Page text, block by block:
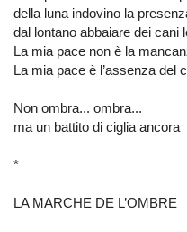
della luna indovino la
dal lontano abbaiare dei cani
La mia pace non è la
La mia pace è l’assenza del
Non ombra... ombra...
ma un battito di ciglia ancora
*
LA MARCHE DE L’OMBRE